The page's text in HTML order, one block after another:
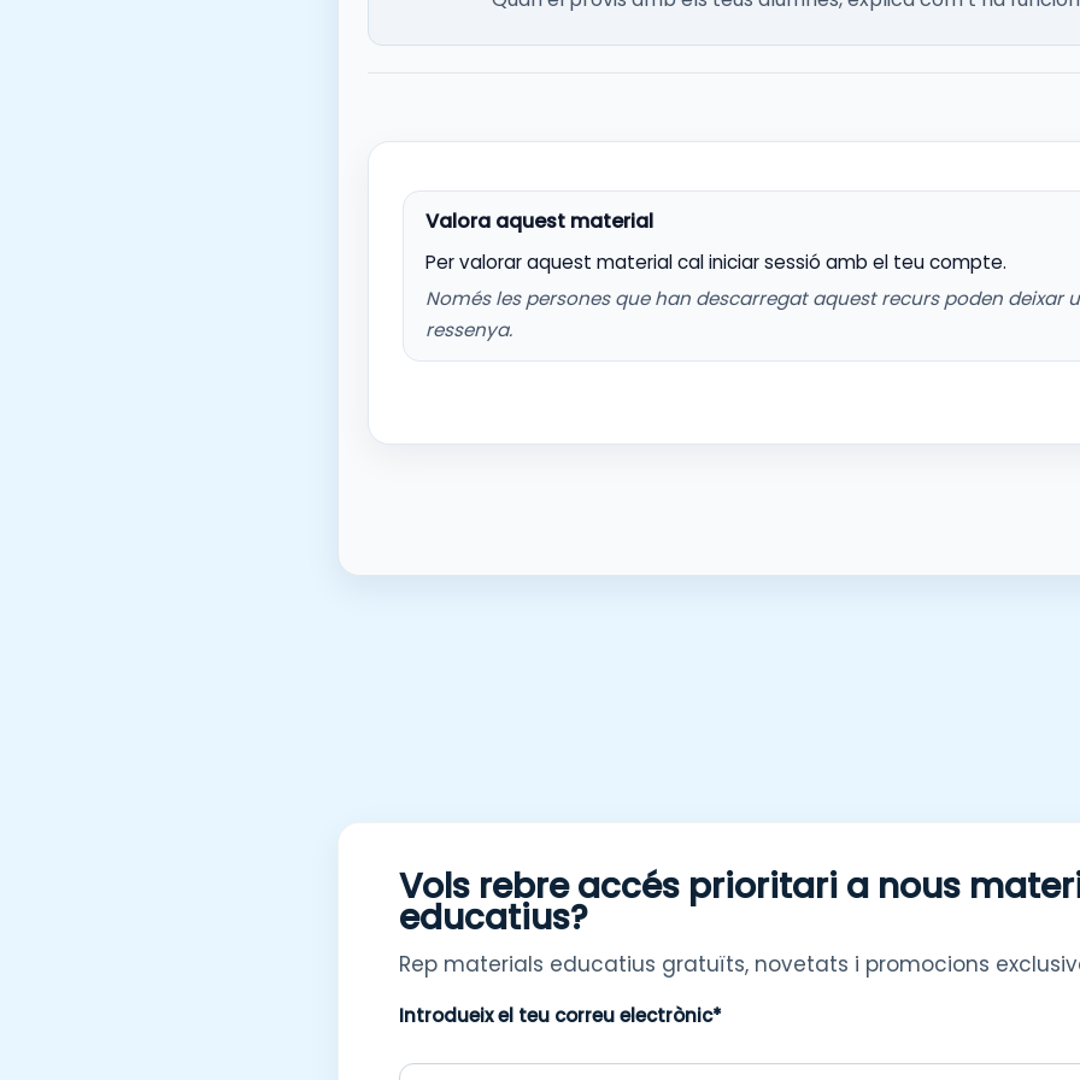
Per valorar aquest material cal iniciar sessió amb el teu compte.
Només les persones que han descarregat aquest recurs poden deixar
ressenya.
Vols rebre accés prioritari a nous
educatius?
Rep materials educatius gratuïts, novetats i promocions
Introdueix el teu correu electrònic*